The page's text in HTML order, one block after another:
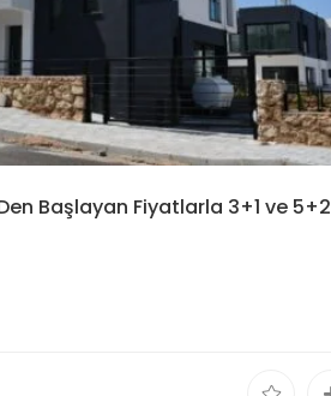
Başlayan Fiyatlarla 3+1 ve 5+2